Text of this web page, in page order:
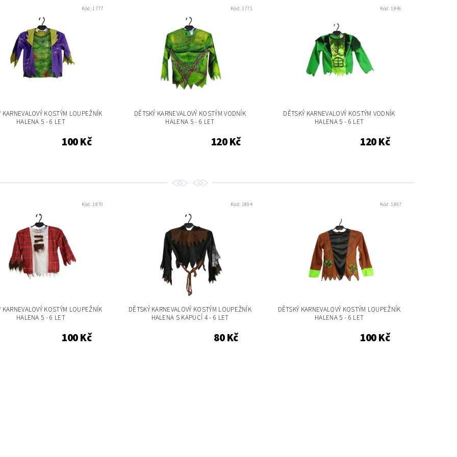
Kód: 1777
KARNEVALOVÝ KOSTÝM LOUPEŽNÍK
HALENA 5 - 6 LET
100 Kč
Kód: 1771
DĚTSKÝ KARNEVALOVÝ KOSTÝM VODNÍK
HALENA 5 - 6 LET
120 Kč
Kód: 1846
DĚTSKÝ KARNEVALOVÝ KOSTÝM VODNÍK
HALENA 5 - 6 LET
120 Kč
Kód: 1870
KARNEVALOVÝ KOSTÝM LOUPEŽNÍK
HALENA 5 - 6 LET
100 Kč
Kód: 1894
DĚTSKÝ KARNEVALOVÝ KOSTÝM LOUPEŽNÍK
HALENA S KAPUCÍ 4 - 6 LET
80 Kč
Kód: 1897
DĚTSKÝ KARNEVALOVÝ KOSTÝM LOUPEŽNÍK
HALENA 5 - 6 LET
100 Kč